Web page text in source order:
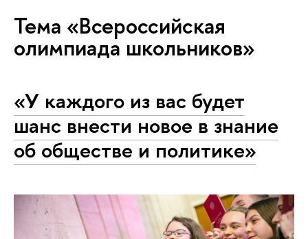
Тема «Всероссийская
олимпиада школьников»
«У каждого из вас будет
шанс внести новое в знание
об обществе и политике»